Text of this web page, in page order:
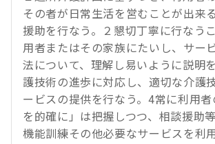
その者が日常生活を営むことが出来
援助を行なう。２懇切丁寧に行なう
用者またはその家族にたいし、サー
法について、理解し易いように説明
護技術の進歩に対応し、適切な介護
ービスの提供を行なう。4常に利用
を的確に」は把握しつつ、相談援助
機能訓練その他必要なサービスを利